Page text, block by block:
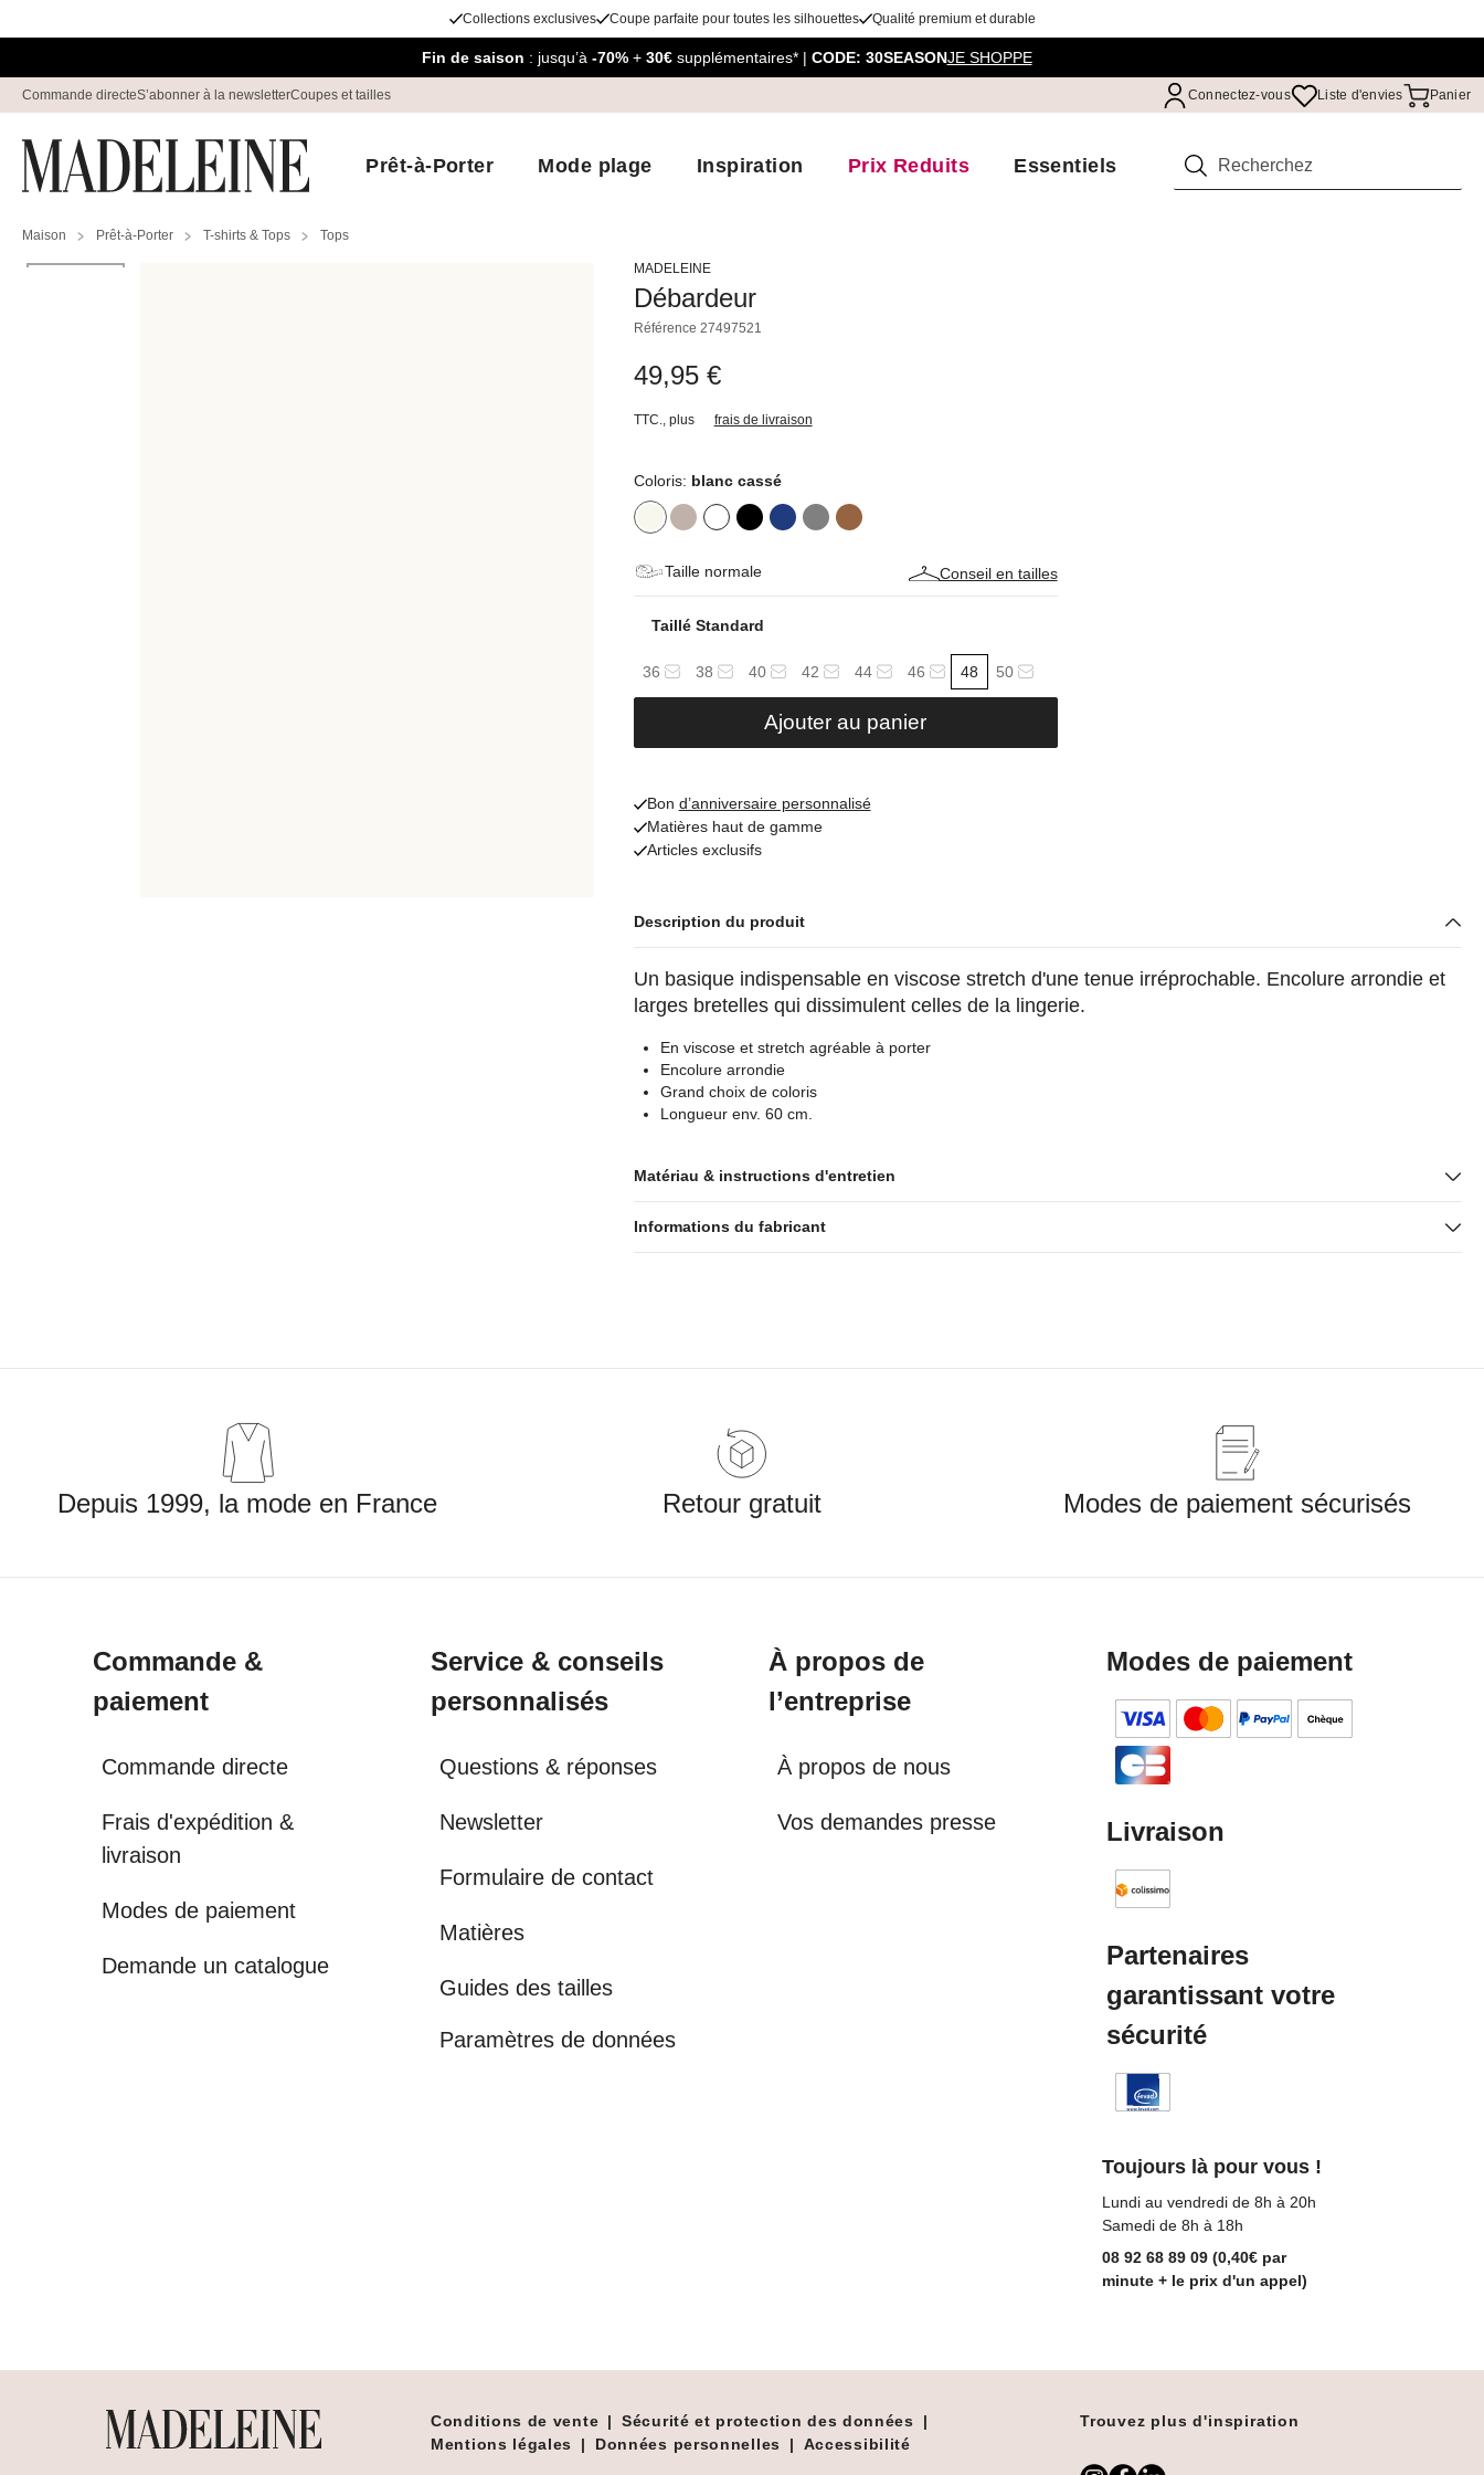
Collections exclusives Coupe parfaite pour toutes les silhouettes Qualité premium et durable
Fin de saison : jusqu’à -70%+ 30€ supplémentaires* | CODE: 30SEASONJE SHOPPE
Commande directeS’abonner à la newsletterCoupes et tailles Connectez-vous Liste d'envies Panier
Prêt-à-Porter Mode plage Inspiration Prix Reduits Essentiels Rechercher
Maison Prêt-à-Porter T-shirts & Tops Tops
MADELEINE
Débardeur
Référence 27497521
49,95 €
TTC., plus frais de livraison
Coloris: blanc cassé
Taille normale Conseil en tailles
Taillé Standard
36 38 40 42 44 46 48 50
Ajouter au panier
Bon d’anniversaire personnalisé
Matières haut de gamme
Articles exclusifs
Description du produit
Un basique indispensable en viscose stretch d'une tenue irréprochable. Encolure arrondie et
larges bretelles qui dissimulent celles de la lingerie.
En viscose et stretch agréable à porter
Encolure arrondie
Grand choix de coloris
Longueur env. 60 cm.
Matériau & instructions d'entretien
Informations du fabricant
Depuis 1999, la mode en France Retour gratuit Modes de paiement sécurisés
Commande &
paiement
Commande directe
Frais d'expédition &
livraison
Modes de paiement
Demande un catalogue
Service & conseils
personnalisés
Questions & réponses
Newsletter
Formulaire de contact
Matières
Guides des tailles
Paramètres de données
À propos de
l’entreprise
À propos de nous
Vos demandes presse
Modes de paiement
Livraison
Partenaires
garantissant votre
sécurité
Toujours là pour vous !
Lundi au vendredi de 8h à 20h
Samedi de 8h à 18h
08 92 68 89 09 (0,40€ par
minute + le prix d'un appel)
Conditions de vente | Sécurité et protection des données
|
Mentions légales
| Données personnelles | Accessibilité
Trouvez plus d'inspiration